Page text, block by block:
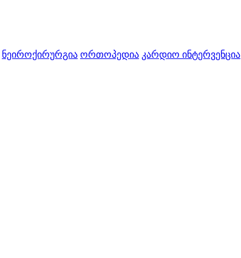
ნეიროქირურგია ორთოპედია კარდიო ინტერვენცია